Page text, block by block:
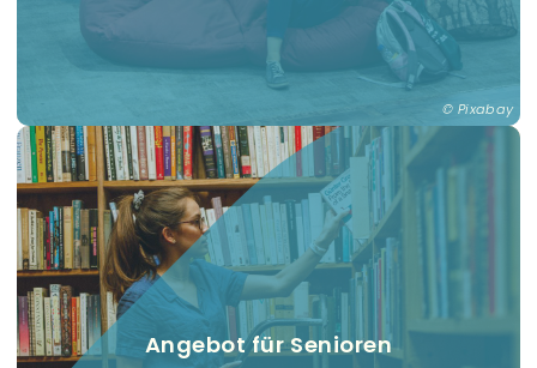
Pixabay
Angebot für Senioren